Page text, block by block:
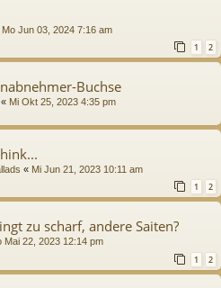
Mo Jun 03, 2024 7:16 am
1 2
Buchse
« Mi Okt 25, 2023 4:35 pm
« Mi Jun 21, 2023 10:11 am
1 2
zu scharf, andere Saiten?
Mai 22, 2023 12:14 pm
1 2